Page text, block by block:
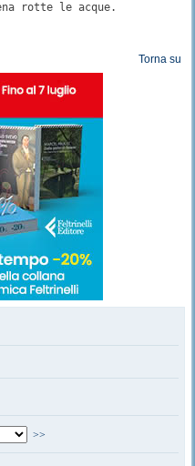
rotte le acque.
Torna su
>>